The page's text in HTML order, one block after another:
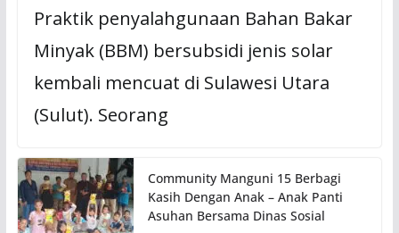
Praktik penyalahgunaan Bahan Bakar
Minyak (BBM) bersubsidi jenis solar
kembali mencuat di Sulawesi Utara
(Sulut). Seorang
Community Manguni 15 Berbagi
Kasih Dengan Anak – Anak Panti
Asuhan Bersama Dinas Sosial